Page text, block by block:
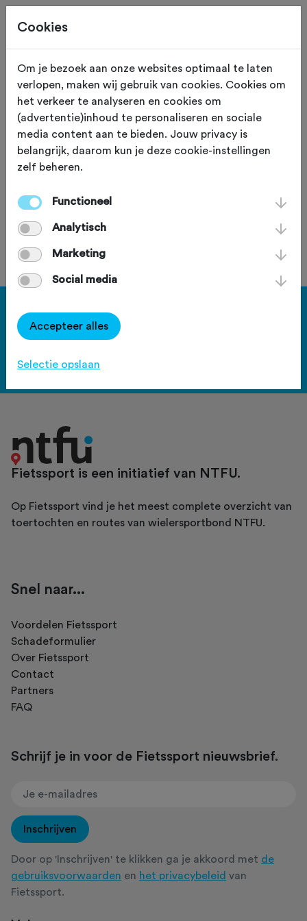
Goed Begintocht
Gravelride
zondag 5 januari 2025
januari 2025.
Haal meer uit Fietssport en ga
voor het PLUS account.
Bekijk de voordelen
Fietssport is een initiatief van NTFU.
Op Fietssport vind je het meest complete overzicht van
toertochten en routes van wielersportbond NTFU.
Snel naar...
Voordelen Fietssport
Schadeformulier
Over Fietssport
Contact
Partners
FAQ
Schrijf je in voor de Fietssport nieuwsbrief.
Inschrijven
Door op 'Inschrijven' te klikken ga je akkoord met de
gebruiksvoorwaarden en het privacybeleid van
Fietssport.
Cookies
Om je bezoek aan onze websites optimaal te laten
verlopen, maken wij gebruik van cookies. Cookies om
het verkeer te analyseren en cookies om
(advertentie)inhoud te personaliseren en sociale
media content aan te bieden. Jouw privacy is
belangrijk, daarom kun je deze cookie-instellingen
zelf beheren.
Functioneel
Analytisch
Marketing
Social media
Accepteer alles
Selectie opslaan